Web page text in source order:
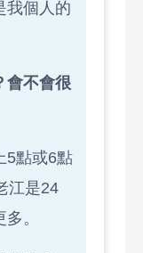
我個人的
會不會很
5點或6點
江是24
。